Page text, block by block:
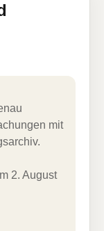
mit
2. August